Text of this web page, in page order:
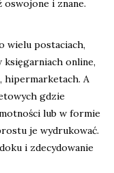
oswojone i znane.
wielu postaciach,
księgarniach online,
hipermarketach. A
gdzie
lub w formie
je wydrukować.
i zdecydowanie